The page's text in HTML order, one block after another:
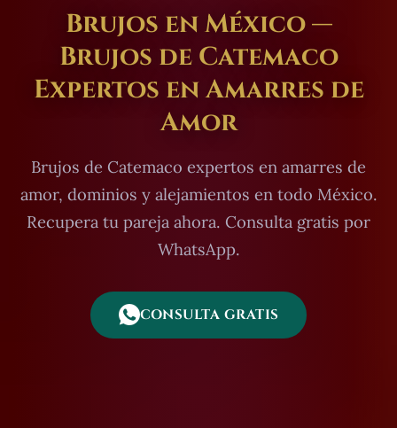
Brujos en México —
Brujos de Catemaco
Expertos en Amarres de
Amor
Brujos de Catemaco expertos en amarres de
amor, dominios y alejamientos en todo México.
Recupera tu pareja ahora. Consulta gratis por
WhatsApp.
CONSULTA GRATIS